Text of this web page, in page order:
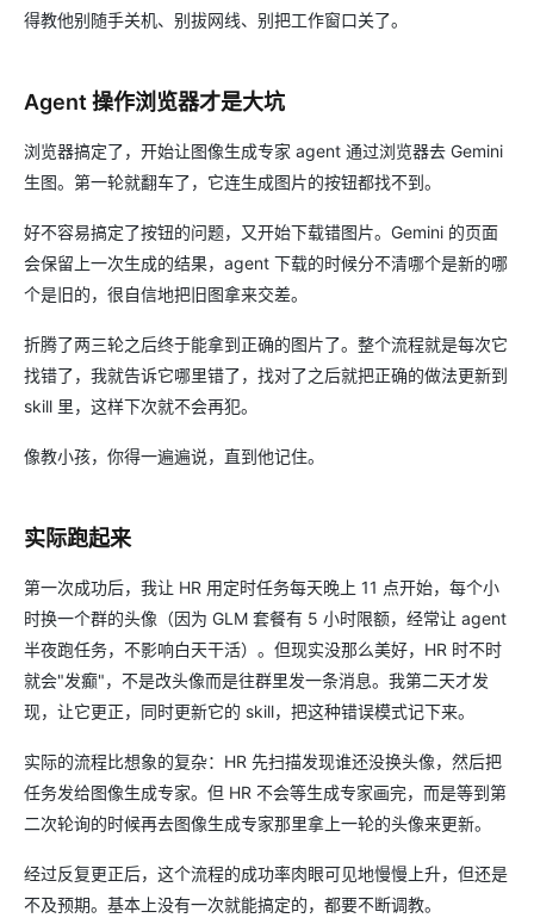
得教他别随手关机、别拔网线、别把工作窗口关了。
Agent 操作浏览器才是大坑
浏览器搞定了，开始让图像生成专家 agent 通过浏览器去 Gemini
生图。第一轮就翻车了，它连生成图片的按钮都找不到。
好不容易搞定了按钮的问题，又开始下载错图片。Gemini 的页面
会保留上一次生成的结果，agent 下载的时候分不清哪个是新的哪
个是旧的，很自信地把旧图拿来交差。
折腾了两三轮之后终于能拿到正确的图片了。整个流程就是每次它
找错了，我就告诉它哪里错了，找对了之后就把正确的做法更新到
skill 里，这样下次就不会再犯。
像教小孩，你得一遍遍说，直到他记住。
实际跑起来
第一次成功后，我让 HR 用定时任务每天晚上 11 点开始，每个小
时换一个群的头像（因为 GLM 套餐有 5 小时限额，经常让 agent
半夜跑任务，不影响白天干活）。但现实没那么美好，HR 时不时
就会"发癫"，不是改头像而是往群里发一条消息。我第二天才发
现，让它更正，同时更新它的 skill，把这种错误模式记下来。
实际的流程比想象的复杂：HR 先扫描发现谁还没换头像，然后把
任务发给图像生成专家。但 HR 不会等生成专家画完，而是等到第
二次轮询的时候再去图像生成专家那里拿上一轮的头像来更新。
经过反复更正后，这个流程的成功率肉眼可见地慢慢上升，但还是
不及预期。基本上没有一次就能搞定的，都要不断调教。